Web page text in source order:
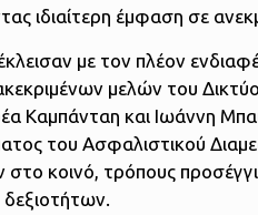
ιδιαίτερη έμφαση σε
έκλεισαν με τον πλέον
μελών του
Καμπάνταη και Ιωάννη
του Ασφαλιστικού
στο κοινό, τρόπους